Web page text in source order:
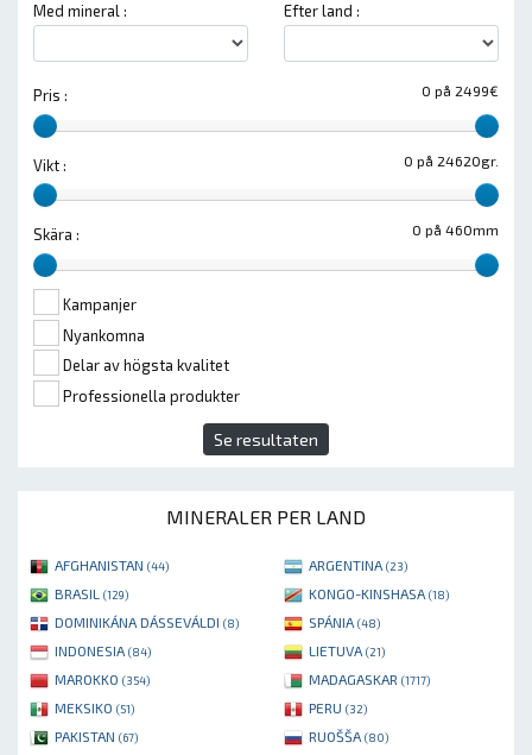
Med mineral : Efter land :
0 på 2499€
Pris :
0 på 24620gr.
Vikt :
0 på 460mm
Skära :
Kampanjer
Nyankomna
Delar av högsta kvalitet
Professionella produkter
Se resultaten
MINERALER PER LAND
AFGHANISTAN (44) ARGENTINA (23)
BRASIL (129) KONGO-KINSHASA (18)
DOMINIKÁNA DÁSSEVÁLDI (8) SPÁNIA (48)
INDONESIA (84) LIETUVA (21)
MAROKKO (354) MADAGASKAR (1717)
MEKSIKO (51) PERU (32)
PAKISTAN (67) RUOŠŠA (80)